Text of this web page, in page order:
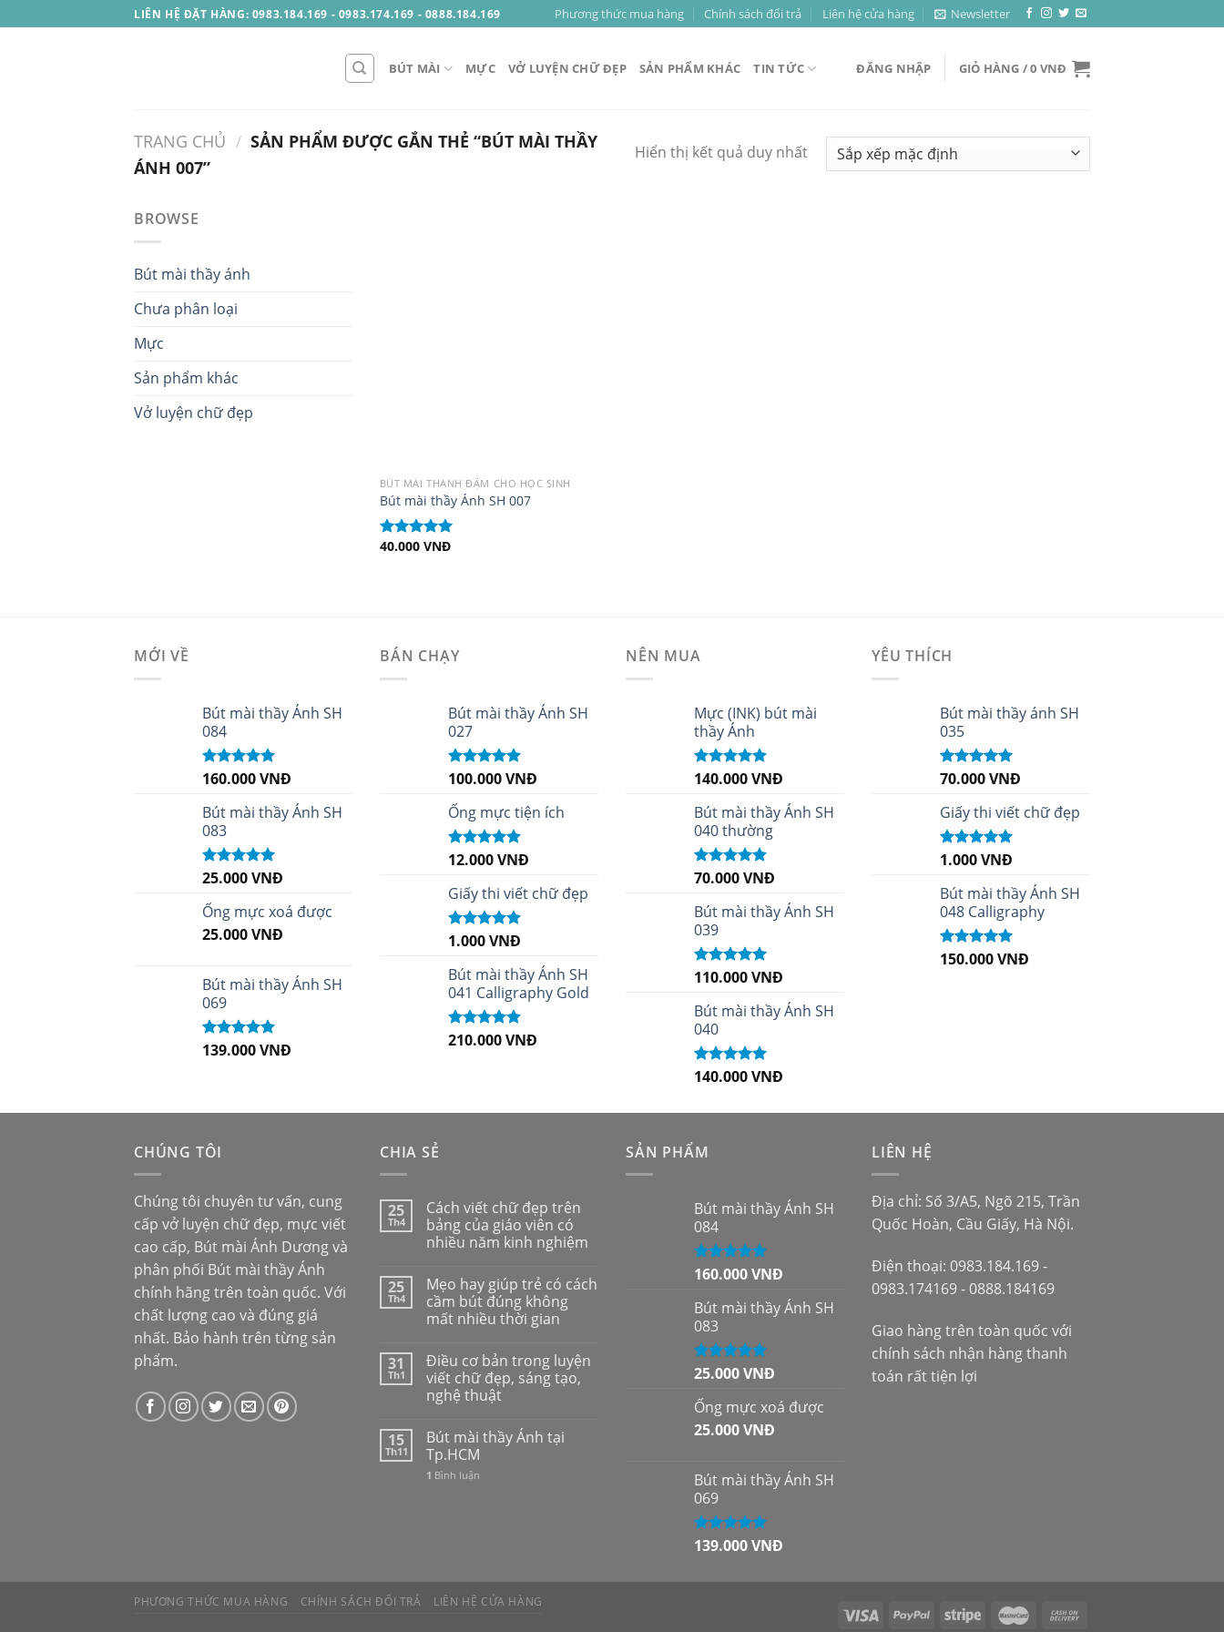
to
LIÊN HỆ ĐẶT HÀNG: 0983.184.169 - 0983.174.169 - 0888.184.169 Phương thức mua hàng Chính sách đổi trả Liên hệ cửa hàng Newsletter
BÚT MÀI MỰC VỞ LUYỆN CHỮ ĐẸP SẢN PHẨM KHÁC TIN TỨC ĐĂNG NHẬP GIỎ HÀNG /0 VNĐ
TRANG CHỦ / SẢN PHẨM ĐƯỢC GẮN THẺ “BÚT MÀI THẦY
ÁNH 007”
Hiển thị kết quả duy nhất
BROWSE
Bút mài thầy ánh
Chưa phân loại
Mực
Sản phẩm khác
Vở luyện chữ đẹp
BÚT MÀI THANH ĐẬM CHO HỌC SINH
Bút mài thầy Ánh SH 007
Được xếp
40.000 VNĐ
MỚI VỀ
Bút mài thầy Ánh SH
084
Được xếp
sao
160.000VNĐ
Bút mài thầy Ánh SH
083
Được xếp
sao
25.000VNĐ
Ống mực xoá được
25.000VNĐ
Bút mài thầy Ánh SH
069
Được xếp
139.000VNĐ
BÁN CHẠY
Bút mài thầy Ánh SH
027
Được xếp
sao
100.000VNĐ
Ống mực tiện ích
Được xếp
sao
12.000VNĐ
Giấy thi viết chữ đẹp
Được xếp
sao
1.000VNĐ
Bút mài thầy Ánh SH
041 Calligraphy Gold
Được xếp
210.000VNĐ
NÊN MUA
Mực (INK) bút mài
thầy Ánh
Được xếp
sao
140.000VNĐ
Bút mài thầy Ánh SH
040 thường
Được xếp
sao
70.000VNĐ
Bút mài thầy Ánh SH
039
Được xếp
sao
110.000VNĐ
Bút mài thầy Ánh SH
040
Được xếp
140.000VNĐ
YÊU THÍCH
Bút mài thầy ánh SH
035
Được xếp
sao
70.000VNĐ
Giấy thi viết chữ đẹp
Được xếp
sao
1.000VNĐ
Bút mài thầy Ánh SH
048 Calligraphy
Được xếp
150.000VNĐ
CHÚNG TÔI
Chúng tôi chuyên tư vấn, cung
cấp vở luyện chữ đẹp, mực viết
cao cấp, Bút mài Ánh Dươngvà
phân phối Bút mài thầy Ánh
chính hãng trên toàn quốc. Với
chất lượng cao và đúng giá
nhất. Bảo hành trên từng sản
phẩm.
CHIA SẺ
25
Th4
Cách viết chữ đẹp trên
bảng của giáo viên có
nhiều năm kinh nghiệm
25
Th4
Mẹo hay giúp trẻ có cách
cầm bút đúng không
mất nhiều thời gian
31
Th1
Điều cơ bản trong luyện
viết chữ đẹp, sáng tạo,
nghệ thuật
15
Th11
Bút mài thầy Ánh tại
Tp.HCM
1 Bình luận
SẢN PHẨM
Bút mài thầy Ánh SH
084
Được xếp
sao
160.000VNĐ
Bút mài thầy Ánh SH
083
Được xếp
sao
25.000VNĐ
Ống mực xoá được
25.000VNĐ
Bút mài thầy Ánh SH
069
Được xếp
139.000VNĐ
LIÊN HỆ
Địa chỉ: Số 3/A5, Ngõ 215, Trần
Quốc Hoàn, Cầu Giấy, Hà Nội.
Điện thoại: 0983.184.169 -
0983.174169 - 0888.184169
Giao hàng trên toàn quốc với
chính sách nhận hàng thanh
toán rất tiện lợi
PHƯƠNG THỨC MUA HÀNG CHÍNH SÁCH ĐỔI TRẢ LIÊN HỆ CỬA HÀNG